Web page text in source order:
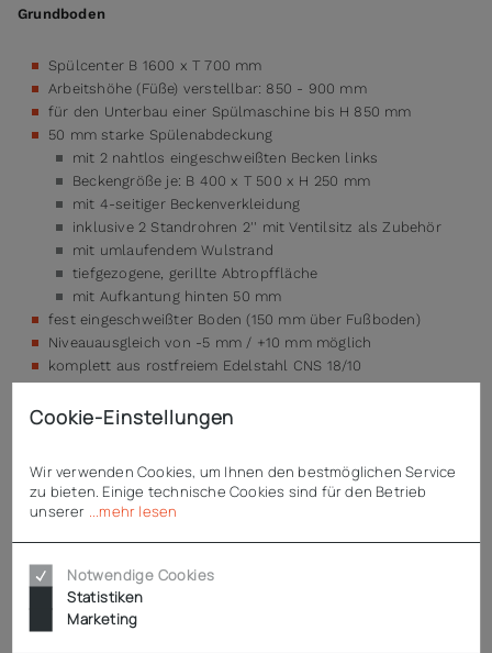
Grundboden
Spülcenter B 1600 x T 700 mm
Arbeitshöhe (Füße) verstellbar: 850 - 900 mm
für den Unterbau einer Spülmaschine bis H 850 mm
50 mm starke Spülenabdeckung
mit 2 nahtlos eingeschweißten Becken links
Beckengröße je: B 400 x T 500 x H 250 mm
mit 4-seitiger Beckenverkleidung
inklusive 2 Standrohren 2'' mit Ventilsitz als Zubehör
mit umlaufendem Wulstrand
tiefgezogene, gerillte Abtropffläche
mit Aufkantung hinten 50 mm
fest eingeschweißter Boden (150 mm über Fußboden)
Niveauausgleich von -5 mm / +10 mm möglich
komplett aus rostfreiem Edelstahl CNS 18/10
ohne Mischbatterie (siehe Zubehör)
ohne Lochbohrungen und Ablaufverbindungen
Wertarbeit made in Germany
Zubehör
Cookie-Einstellungen
Wir verwenden Cookies, um Ihnen den bestmöglichen Service
zu bieten. Einige technische Cookies sind für den Betrieb
unserer ...mehr lesen
Notwendige Cookies
Statistiken
Marketing